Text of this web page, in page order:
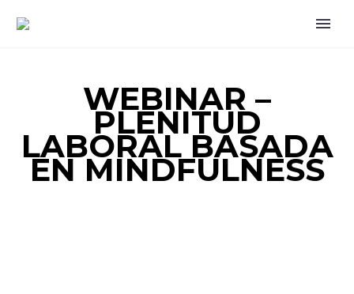
WEBINAR –
PLENITUD
LABORAL BASADA
EN MINDFULNESS